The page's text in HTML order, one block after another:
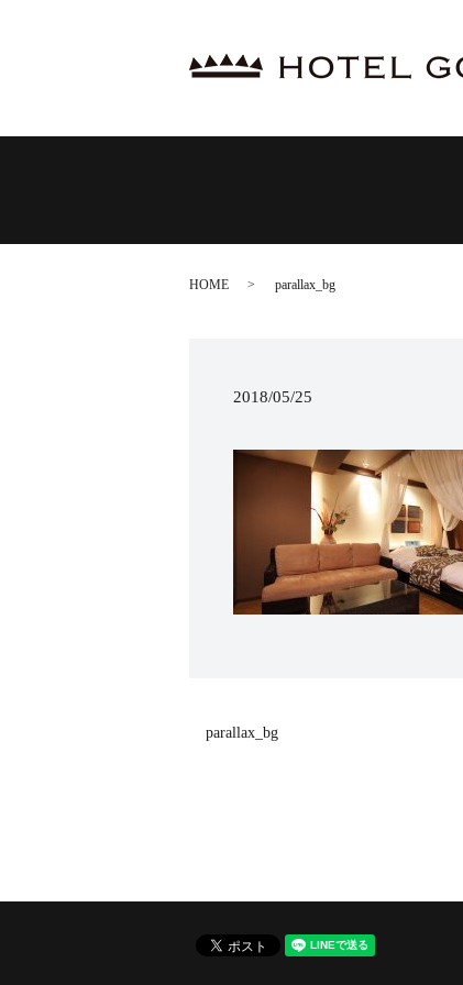
HOME parallax_bg
2018/05/25
parallax_bg